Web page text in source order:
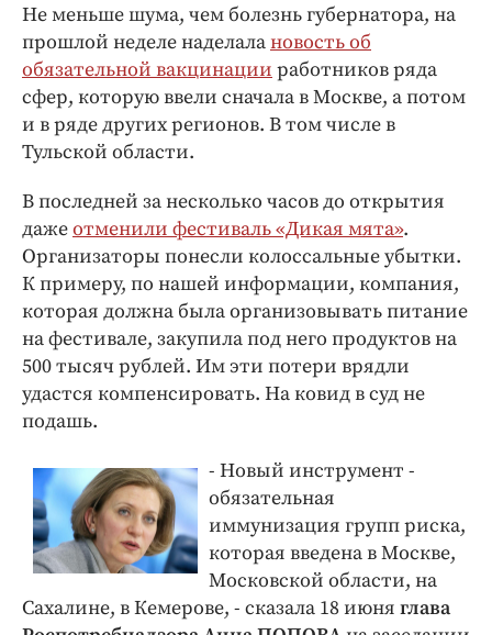
Не меньше шума, чем болезнь губернатора, на
прошлой неделе наделалановость об
обязательной вакцинации работников ряда
сфер, которую ввели сначала в Москве, а потом
и в ряде других регионов. В том числе в
Тульской области.
В последней за несколько часов до открытия
дажеотменили фестиваль «Дикая мята».
Организаторы понесли колоссальные убытки.
К примеру, по нашей информации, компания,
которая должна была организовывать питание
на фестивале, закупила под него продуктов на
500 тысяч рублей. Им эти потери врядли
удастся компенсировать. На ковид в суд не
подашь.
- Новый инструмент -
обязательная
иммунизация групп риска,
которая введена в Москве,
Московской области, на
Сахалине, в Кемерове, - сказала 18 июня глава